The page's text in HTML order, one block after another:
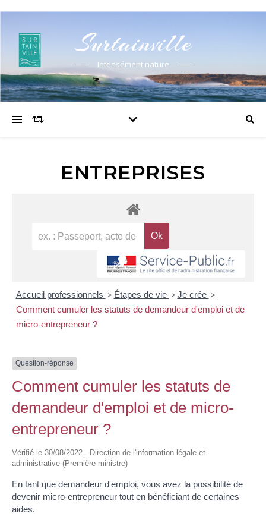
Surtainville
Intensément nature
ENTREPRISES
Accueil professionnels > Étapes de vie > Je crée >
Comment cumuler les statuts de demandeur d'emploi et de
micro-entrepreneur ?
Question-réponse
Comment cumuler les statuts de
demandeur d'emploi et de micro-
entrepreneur ?
Vérifié le 30/08/2022 - Direction de l'information légale et
administrative (Première ministre)
En tant que demandeur d'emploi, vous avez la possibilité de
devenir micro-entrepreneur tout en bénéficiant de certaines
aides.